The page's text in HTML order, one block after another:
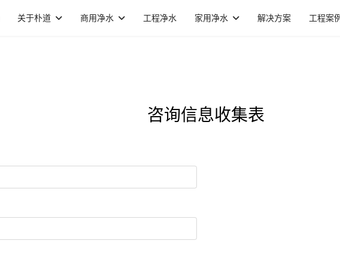
关于朴道 商用净水 工程净水 家用净水 解决方案 工程案例
咨询信息收集表